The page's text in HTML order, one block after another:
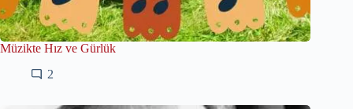
Müzikte Hız ve Gürlük
2